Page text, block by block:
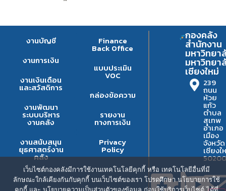
งานบัญชี
งานการเงิน
งานเงินเดือน
และสวัสดิการ
งานพัฒนา
ระบบบริหาร
งานคลัง
งานสนับสนุน
ยุธศาสตร์งาน
คลัง
Finance
Back Office
แบบประเมิน
VOC
กล่องข้อความ
รายงาน
ทางการเงิน
Privacy
Policy
กองคลัง
สำนักงาน
มหาวิทยา
มหาวิทยา
เชียงใหม่
239
ถนน
ห้วย
แก้ว
ตำบล
สุเทพ
อำเภอ
เมือง
จังหวัด
เชียงใ
50200
เว็บไซต์กองคลังมีการใช้งานเทคโนโลยีคุกกี้ หรือ เทคโนโลยีอื่นที่มี
ลักษณะใกล้เคียงกันกับคุกกี้ บนเว็บไซต์ของเรา โปรดศึกษา นโยบายการใช้